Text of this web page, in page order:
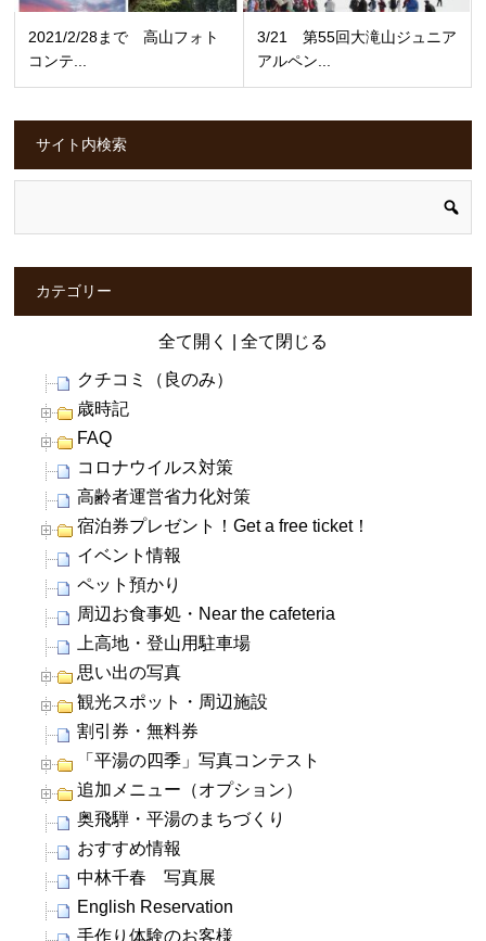
2021/2/28まで 高山フォト
コンテ...
3/21 第55回大滝山ジュニア
アルペン...
サイト内検索
カテゴリー
全て開く 全て閉じる
クチコミ（良のみ）
歳時記
FAQ
コロナウイルス対策
高齢者運営省力化対策
宿泊券プレゼント！Get a free ticket！
イベント情報
ペット預かり
周辺お食事処・Near the cafeteria
上高地・登山用駐車場
思い出の写真
観光スポット・周辺施設
割引券・無料券
「平湯の四季」写真コンテスト
追加メニュー（オプション）
奥飛騨・平湯のまちづくり
おすすめ情報
中林千春 写真展
English Reservation
手作り体験のお客様